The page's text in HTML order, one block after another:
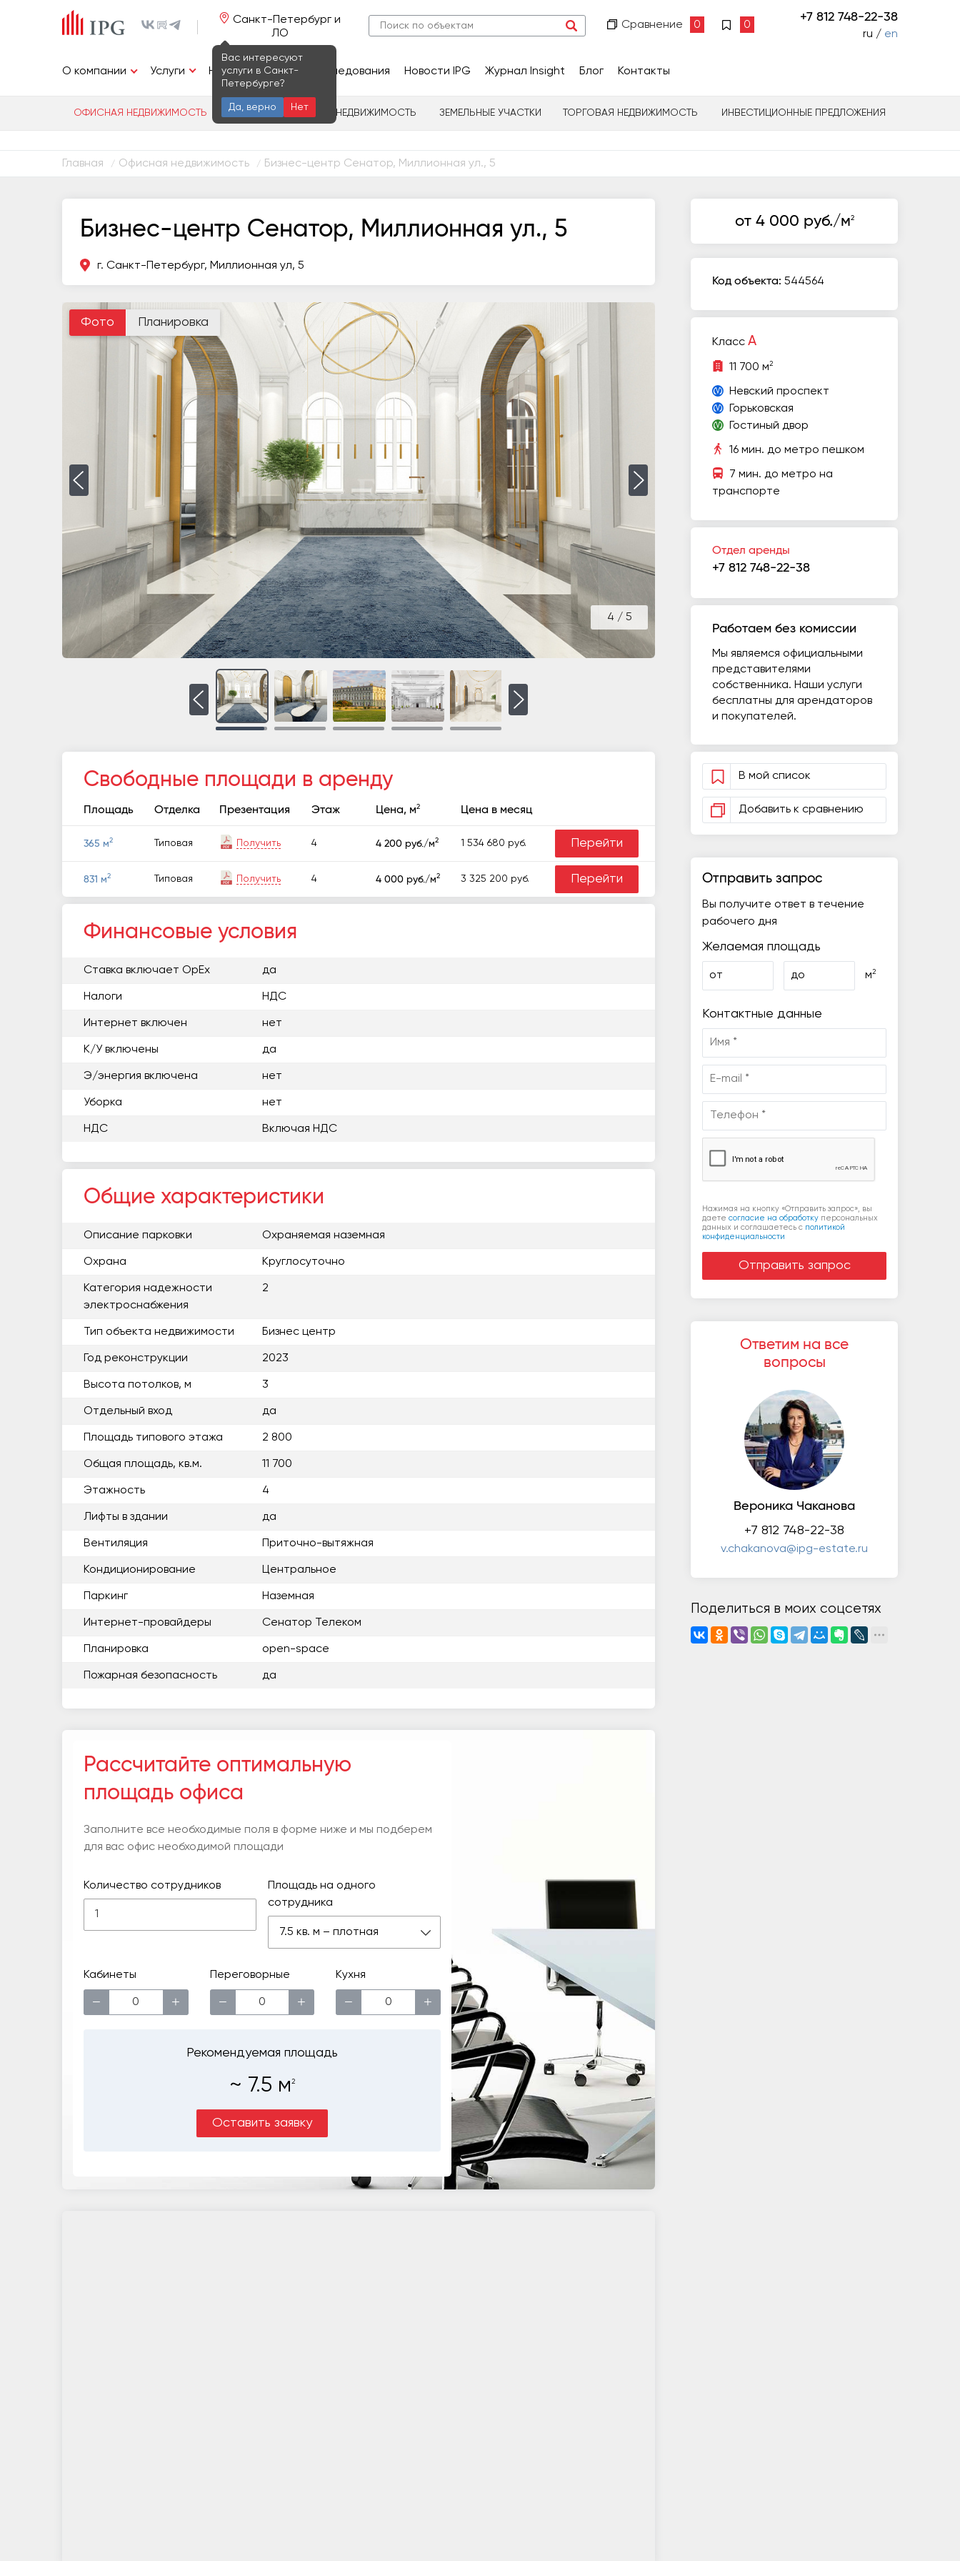
Санкт-Петербург и
ЛО
Вас интересуют
услуги в Санкт-
Петербурге?
Да, верно Нет
Сравнение 0 0
+7 812 748-22-38
ru / en
О компании Услуги Недвижимость Исследования Новости IPG Журнал Insight Блог Контакты
ОФИСНАЯ НЕДВИЖИМОСТЬ ИНДУСТРИАЛЬНАЯ НЕДВИЖИМОСТЬ ЗЕМЕЛЬНЫЕ УЧАСТКИ ТОРГОВАЯ НЕДВИЖИМОСТЬ ИНВЕСТИЦИОННЫЕ ПРЕДЛОЖЕНИЯ
Главная / Офисная недвижимость / Бизнес-центр Сенатор, Миллионная ул., 5
Бизнес-центр Сенатор, Миллионная ул., 5
г. Санкт-Петербург, Миллионная ул, 5
Фото Планировка
4 / 5
Свободные площади в аренду
Площадь Отделка Презентация Этаж Цена, м2 Цена в месяц
365 м2 Типовая Получить 4 4 200 руб./м2 1 534 680 руб. Перейти
831 м2 Типовая Получить 4 4 000 руб./м2 3 325 200 руб. Перейти
Финансовые условия
Ставка включает OpEx да
Налоги НДС
Интернет включен нет
К/У включены да
Э/энергия включена нет
Уборка нет
НДС Включая НДС
Общие характеристики
Описание парковки Охраняемая наземная
Охрана Круглосуточно
Категория надежности
электроснабжения
2
Тип объекта недвижимости Бизнес центр
Год реконструкции 2023
Высота потолков, м 3
Отдельный вход да
Площадь типового этажа 2 800
Общая площадь, кв.м. 11 700
Этажность 4
Лифты в здании да
Вентиляция Приточно-вытяжная
Кондиционирование Центральное
Паркинг Наземная
Интернет-провайдеры Сенатор Телеком
Планировка open-space
Пожарная безопасность да
Рассчитайте оптимальную
площадь офиса
Заполните все необходимые поля в форме ниже и мы подберем
для вас офис необходимой площади
Количество сотрудников
Площадь на одного
сотрудника
7.5 кв. м – плотная
Кабинеты
− +
Переговорные
− +
Кухня
− +
Рекомендуемая площадь
~ 7.5 м 2
Оставить заявку
от 4 000 руб./м2
Код объекта: 544564
Класс A
11 700 м2
Невский проспект
Горьковская
Гостиный двор
16 мин. до метро пешком
7 мин. до метро на
транспорте
Отдел аренды
+7 812 748-22-38
Работаем без комиссии
Мы являемся официальными
представителями
собственника. Наши услуги
бесплатны для арендаторов
и покупателей.
В мой список
Добавить к сравнению
Отправить запрос
Вы получите ответ в течение
рабочего дня
Желаемая площадь
от до м2
Контактные данные
Нажимая на кнопку «Отправить запрос», вы
даете согласие на обработку персональных
данных и соглашаетесь c политикой
конфиденциальности
Ответим на все
вопросы
Вероника Чаканова
+7 812 748-22-38
v.chakanova@ipg-estate.ru
Поделиться в моих соцсетях